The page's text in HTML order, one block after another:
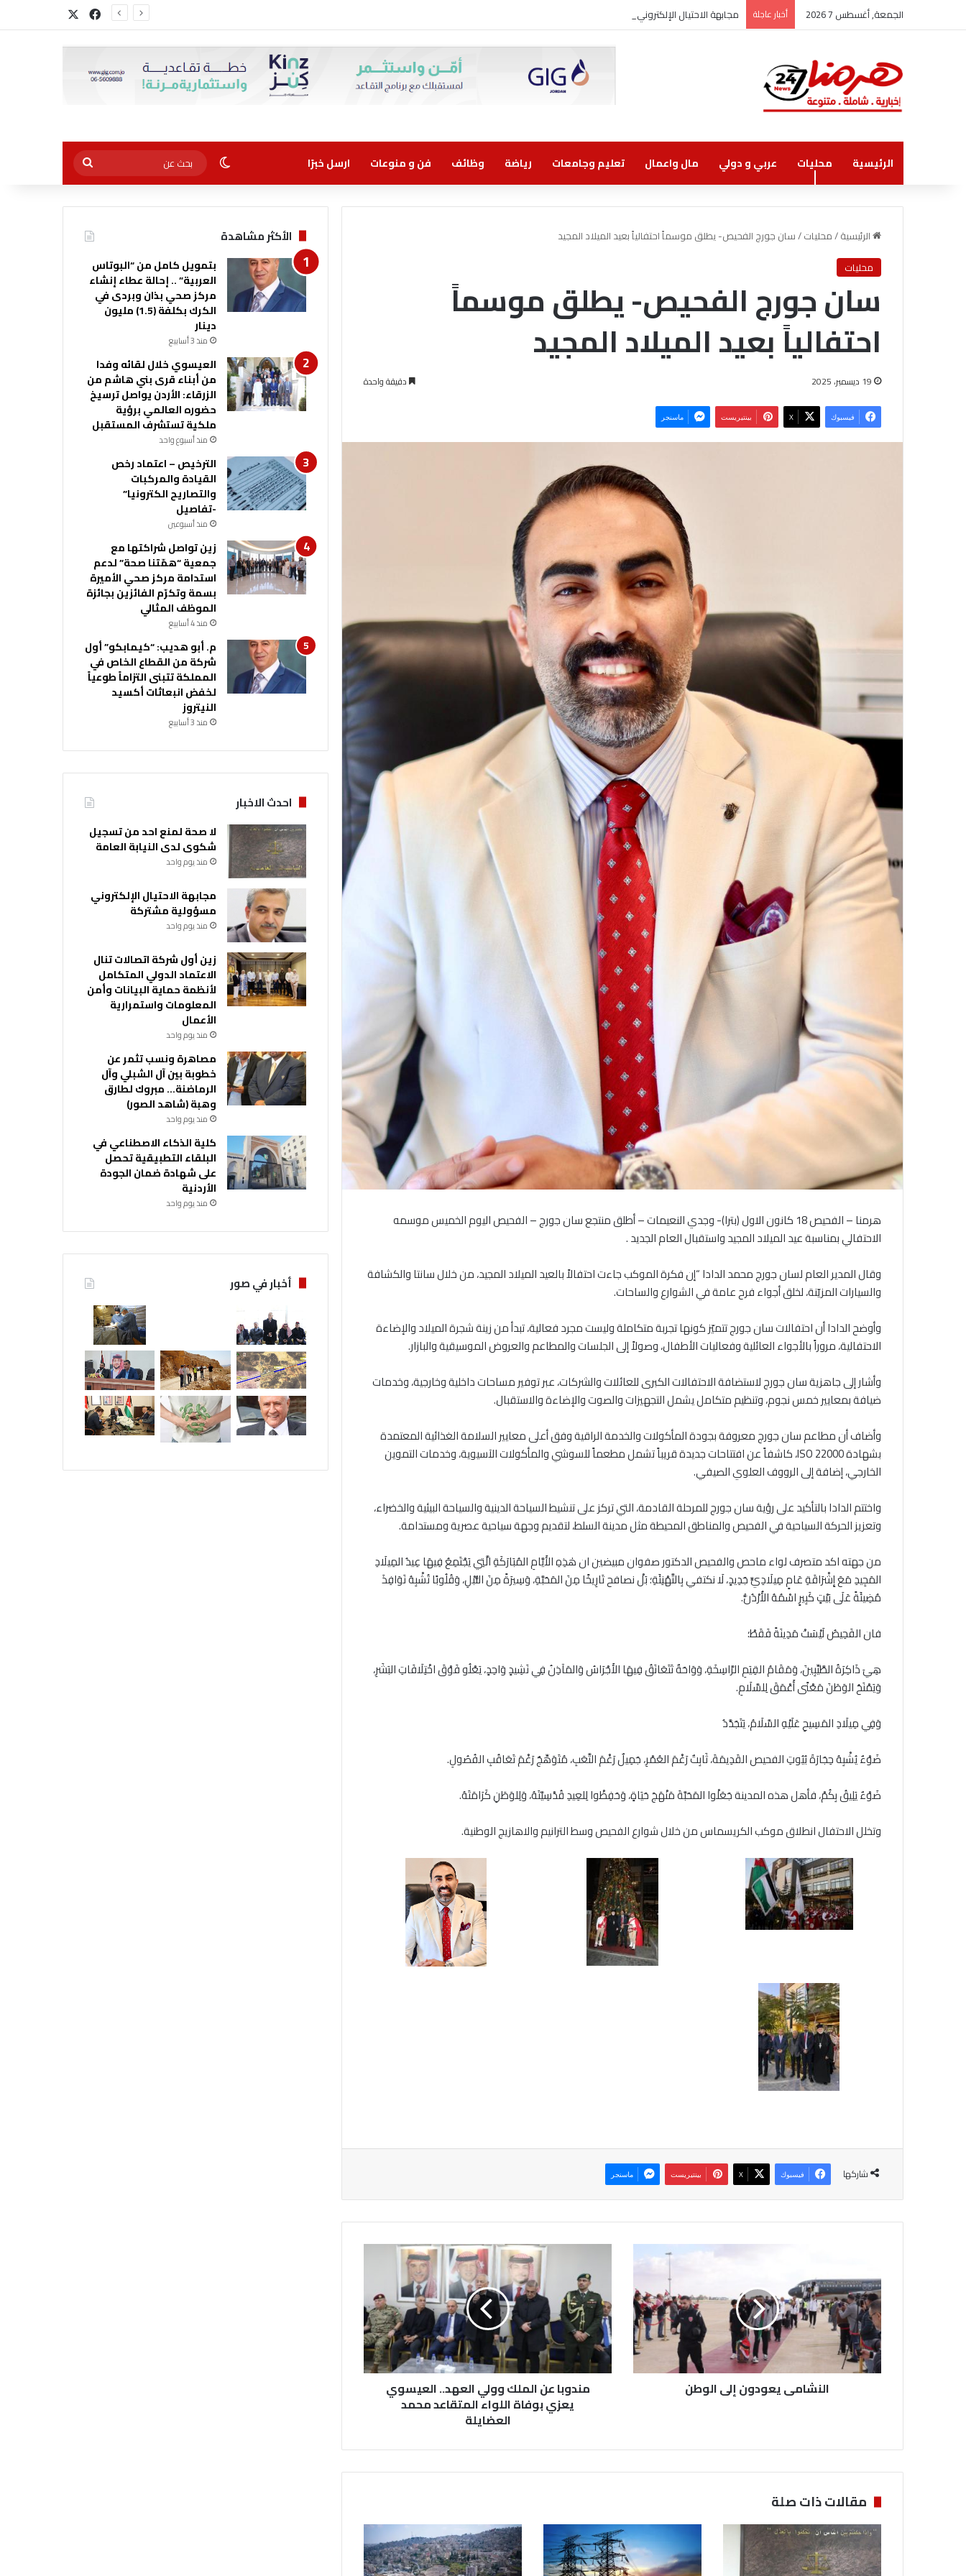
الجمعة, أغسطس 7 2026 أخبار عاجلة مجابهة الاحتيال الإلكتروني مسؤولية مشتركة فيسبوك
الرئيسية محليات عربي و دولي مال واعمال تعليم وجامعات رياضة وظائف فن و منوعات ارسل خبرًا الوضع المظلم
بحث
عن
الرئيسية/محليات/سان جورج الفحيص- يطلق موسماً احتفالياً بعيد الميلاد المجيد
محليات
سان جورج الفحيص- يطلق موسماً
احتفالياً بعيد الميلاد المجيد
19 ديسمبر، 2025 دقيقة واحدة
فيسبوك ‫X بينتيريست ماسنجر
هرمنا – الفحيص 18 كانون الاول (بترا)- وجدي النعيمات – أطلق منتجع سان جورج – الفحيص اليوم الخميس موسمه
الاحتفالي بمناسبة عيد الميلاد المجيد واستقبال العام الجديد .
وقال المدير العام لسان جورج محمد الدادا “إن فكرة الموكب جاءت احتفالاً بالعيد الميلاد المجيد، من خلال سانتا والكشافة
والسيارات المزيّنة، لخلق أجواء فرح عامة في الشوارع والساحات.
وأوضح الدادا أن احتفالات سان جورج تتميّز كونها تجربة متكاملة وليست مجرد فعالية، تبدأ من زينة شجرة الميلاد والإضاءة
الاحتفالية، مروراً بالأجواء العائلية وفعاليات الأطفال، وصولاً إلى الجلسات والمطاعم والعروض الموسيقية والبازار.
وأشار إلى جاهزية سان جورج لاستضافة الاحتفالات الكبرى للعائلات والشركات، عبر توفير مساحات داخلية وخارجية، وخدمات
ضيافة بمعايير خمس نجوم، وتنظيم متكامل يشمل التجهيزات والصوت والإضاءة والاستقبال.
وأضاف أن مطاعم سان جورج معروفة بجودة المأكولات والخدمة الراقية وفق أعلى معايير السلامة الغذائية المعتمدة
بشهادة ISO 22000، كاشفاً عن افتتاحات جديدة قريباً تشمل مطعماً للسوشي والمأكولات الآسيوية، وخدمات التموين
الخارجي، إضافة إلى الرووف العلوي الصيفي.
واختتم الدادا بالتأكيد على رؤية سان جورج للمرحلة القادمة، التي تركز على تنشيط السياحة الدينية والسياحة البيئية والخضراء،
وتعزيز الحركة السياحية في الفحيص والمناطق المحيطة مثل مدينة السلط، لتقديم وجهة سياحية عصرية ومستدامة.
من جهته اكد متصرف لواء ماحص والفحيص الدكتور صفوان مبيضين ان هٰذِهِ الأَيَّامِ المُبَارَكَةِ الَّتِي يَجْتَمِعُ فِيهَا عِيدُ المِيلَادِ
المَجِيدِ مَعَ إِشْرَاقَةِ عَامٍ مِيلَادِيٍّ جَدِيدٍ، لَا نكتفي بِالتَّهْنِئَةِ؛ بَلْ نصافح تَارِيخًا مِنَ المَحَبَّةِ، وَسِيرَةً مِنَ النُّبْلِ، وَقُلُوبًا تُشْبِهُ نَوَافِذَ
مُضِيئَةً عَلَى بَيْتٍ كَبِيرٍ اسْمُهُ الأُرْدُنُّ.
فان الفَحِيصُ لَيْسَتْ مَدِينَةً فَقَطْ؛
هِيَ ذَاكِرَةُ الطَّيِّبِينَ، وَمَقَامُ القِيَمِ الرَّاسِخَةِ، وَوَاحَةٌ تَتَعَانَقُ فِيهَا الأَجْرَاسُ وَالمَآذِنُ فِي نَشِيدٍ وَاحِدٍ، يَعْلُو فَوْقَ اخْتِلَافَاتِ البَشَرِ،
وَيَمْنَحُ الوَطَنَ مَعْنًى أَعْمَقَ لِلسَّلَامِ.
وَفِي مِيلَادِ المَسِيحِ عَلَيْهِ السَّلَامُ، يَتَجَدَّدُ
ضَوْءٌ يُشْبِهُ حِجَارَةَ بُيُوتِ الفحيص القَدِيمَةَ، ثَابِتٌ رَغْمَ العُمْرِ، جَمِيلٌ رَغْمَ التَّعَبِ، مُتَوَهِّجٌ رَغْمَ تَعَاقُبِ الفُصُولِ.
ضَوْءٌ يَلِيقُ بِكُمْ، فأهل هذه المدينة جَعَلْوا المَحَبَّةَ مَنْهَجَ حَيَاةٍ، وَحَفِظْوا لِلعِيدِ قُدْسِيَّتَهُ، وَلِلوَطَنِ كَرَامَتَهُ.
وتخلل الاحتفال انطلاق موكب الكريسماس من خلال شوارع الفحيص وسط الترانيم والاهازيج الوطنية.
شاركها فيسبوك ‫X بينتيريست ماسنجر
ن
ش
ا
م
ى
ي
ع
إ
ى
ا
ل
و
ن
النشامى يعودون إلى الوطن
و
ب
ا
ع
ن
ا
و
ل
ل
ع
ه
د
مندوبا عن الملك وولي العهد.. العيسوي
يعزي بوفاة اللواء المتقاعد محمد
العضايلة
مقالات ذات صلة
الأكثر مشاهدة
بتمويل كامل من “البوتاس
العربية” .. إحالة عطاء إنشاء
مركز صحي بذان وبردى في
الكرك بكلفة (1.5) مليون
دينار
منذ 3 أسابيع
العيسوي خلال لقائه وفدا
من أبناء قرى بني هاشم من
الزرقاء: الأردن يواصل ترسيخ
حضوره العالمي برؤية
ملكية تستشرف المستقبل
منذ أسبوع واحد
الترخيص – اعتماد رخص
القيادة والمركبات
والتصاريح الكترونيا”
-تفاصيل
منذ أسبوعين
زين تواصل شراكتها مع
جمعية “همّتنا صحة” لدعم
استدامة مركز صحي الأميرة
بسمة وتكرّم الفائزين بجائزة
الموظف المثالي
منذ 4 أسابيع
م. أبو هديب: “كيمابكو” أول
شركة من القطاع الخاص في
المملكة تتبنى التزاماً طوعياً
لخفض انبعاثات أكسيد
النيتروز
منذ 3 أسابيع
احدث الاخبار
لا صحة لمنع احد من تسجيل
شكوى لدى النيابة العامة
منذ يوم واحد
مجابهة الاحتيال الإلكتروني
مسؤولية مشتركة
منذ يوم واحد
زين أول شركة اتصالات تنال
الاعتماد الدولي المتكامل
لأنظمة حماية البيانات وأمن
المعلومات واستمرارية
الأعمال
منذ يوم واحد
مصاهرة ونسب تثمر عن
خطوبة بين آل الشبلي وآل
الرماضنة… مبروك لطارق
وهبة (شاهد الصور)
منذ يوم واحد
كلية الذكاء الاصطناعي في
البلقاء التطبيقية تحصل
على شهادة ضمان الجودة
الأردنية
منذ يوم واحد
أخبار في صور